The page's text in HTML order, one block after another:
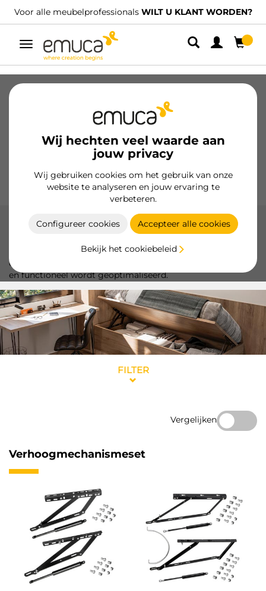
Voor alle meubelprofessionals WILT U KLANT WORDEN?
Umschaltbare
Navigation
Wij hechten veel waarde aan
jouw privacy
Wij gebruiken cookies om het gebruik van onze
website te analyseren en jouw ervaring te
verbeteren.
Configureer cookies Accepteer alle cookies
Bekijk het cookiebeleid
Geleiders voor laden
Glijders Keuken
Handgrepen
Presentatiemeubels
Canapébed
De canapébedden van Emuca combineren efficiënte opslag
en modern design, waardoor de ruimte in uw huis stijlvol
en functioneel wordt geoptimaliseerd.
FILTER
Vergelijken
Verhoogmechanismeset